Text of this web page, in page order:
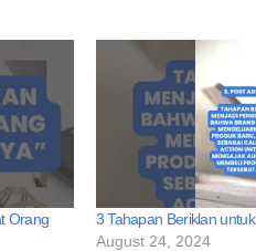
Orang
3 Tahapan Beriklan
August 24, 2024